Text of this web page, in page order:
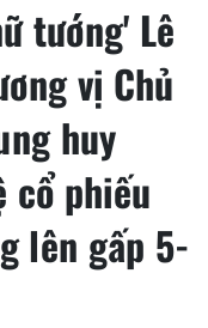
tướng' Lê
vị Chủ
huy
cổ phiếu
lên gấp 5-